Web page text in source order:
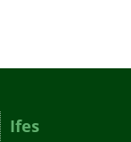
Ifes